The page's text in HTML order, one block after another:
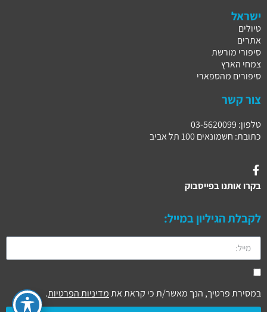
ישראל
טיולים
אתרים
סיפורי מורשת
צמחי הארץ
סיפורים מהספארי
צור קשר
טלפון: 03-5620099
כתובת: חשמונאים 100 תל אביב
בקרו אותנו בפייסבוק
לקבלת הגיליון במייל:
במסירת פרטיך, הנך מאשר/ת כי קראת אתמדיניות הפרטיות.